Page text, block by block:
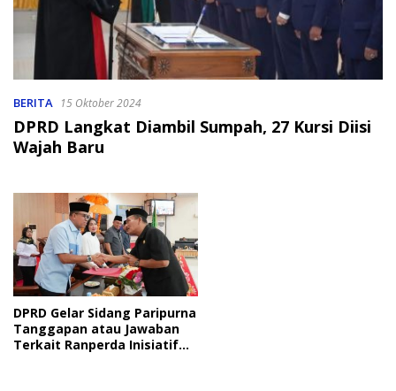
BERITA 15 Oktober 2024
DPRD Langkat Diambil Sumpah, 27 Kursi Diisi
Wajah Baru
DPRD Gelar Sidang Paripurna
Tanggapan atau Jawaban
Terkait Ranperda Inisiatif